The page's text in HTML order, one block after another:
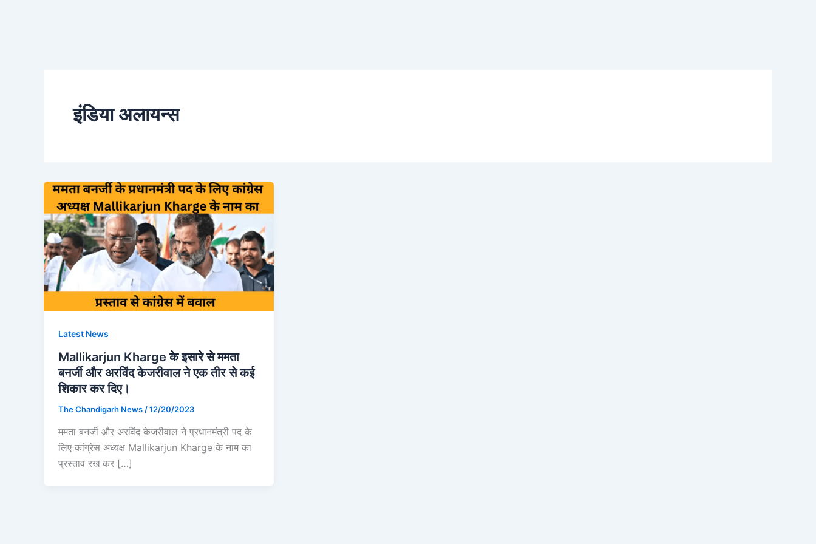
इंडिया अलायन्स
Latest News
Mallikarjun Kharge के इसारे से ममता
बनर्जी और अरविंद केजरीवाल ने एक तीर से कई
शिकार कर दिए।
The Chandigarh News /12/20/2023
ममता बनर्जी और अरविंद केजरीवाल ने प्रधानमंत्री पद के
लिए कांग्रेस अध्यक्ष Mallikarjun Kharge के नाम का
प्रस्ताव रख कर […]